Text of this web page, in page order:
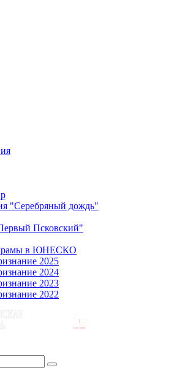
"Серебряный дождь"
Псковский"
в ЮНЕСКО
2025
2024
2023
2022